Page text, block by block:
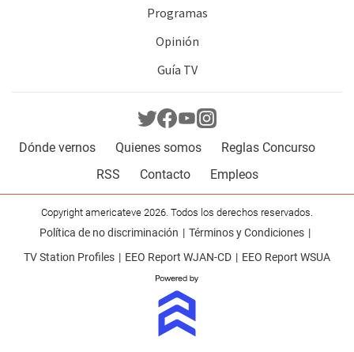
Programas
Opinión
Guía TV
Dónde vernos Quienes somos
Reglas Concurso
RSS
Contacto Empleos
Copyright americateve 2026. Todos los derechos reservados.
Política de no discriminación
Términos y Condiciones
TV Station Profiles
EEO Report WJAN-CD EEO Report WSUA